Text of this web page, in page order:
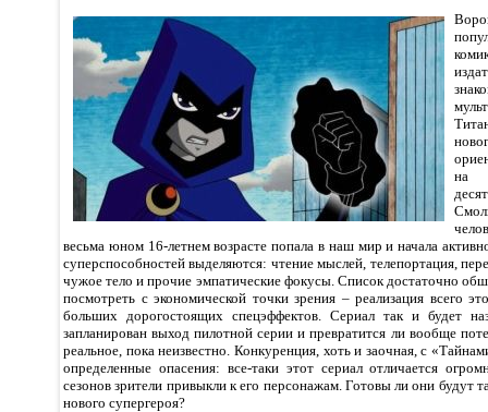
на
весьма юном 16-летнем возрасте попала в наш мир и начала
суперспособностей выделяются: чтение мыслей, телепортация,
чужое тело и прочие эмпатические фокусы. Список достаточно
посмотреть с экономической точки зрения – реализация всего
больших дорогостоящих спецэффектов. Сериал так и будет
запланирован выход пилотной серии и превратится ли вообще
реальное, пока неизвестно. Конкуренция, хоть и заочная, с
определенные опасения: все-таки этот сериал отличается
сезонов зрители привыкли к его персонажам. Готовы ли они будут
нового супергероя?